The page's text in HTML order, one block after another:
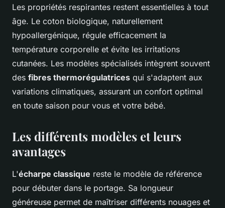
Les propriétés respirantes restent essentielles à tout
âge. Le coton biologique, naturellement
hypoallergénique, régule efficacement la
température corporelle et évite les irritations
cutanées. Les modèles spécialisés intègrent souvent
des fibres thermorégulatrices qui s'adaptent aux
variations climatiques, assurant un confort optimal
en toute saison pour vous et votre bébé.
Les différents modèles et leurs
avantages
L'écharpe classique reste le modèle de référence
pour débuter dans le portage. Sa longueur
généreuse permet de maîtriser différents nouages et